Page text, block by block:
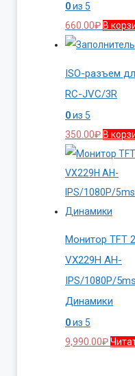
0из 5
660.00₽ В
ISO-разъем
RC-JVC/3R
0из 5
350.00₽ В
Монитор TFT
VX229H AH-
IPS/1080P/
Динамики
0из 5
9,990.00₽